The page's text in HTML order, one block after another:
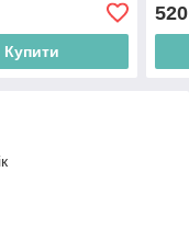
Купити
520